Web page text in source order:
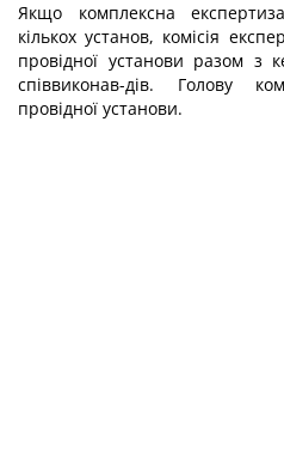
Якщо комплексна
кількох установ, комісія
провідної установи разом з
співвиконав-дів. Голову
провідної установи.